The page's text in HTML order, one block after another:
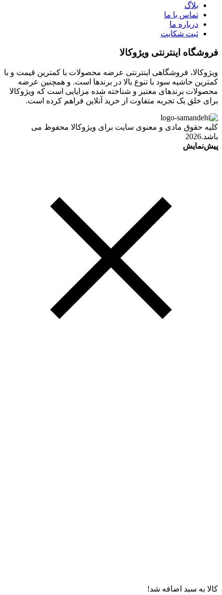
بلاگ
تماس با ما
درباره ما
ثبت شکایت
فروشگاه اینترنتی ویژوکالا
ویژوکالا، فروشگاهی اینترنتی عرضه محصولات با کمترین قیمت و با
کمترین حاشیه سود با تنوع بالا در برندها است. و همچنین عرضه
محصولات برندهای معتبر و شناخته شده مزایایی است که ویژوکالا
برای خلق یک تجربه متفاوت از خرید آنلاین فراهم کرده است.
کلیه حقوق مادی و معنوی سایت برای ویژوکالا محفوظ می
باشد.2026
پیش‌نمایش
کالا به سبد اضافه شد!